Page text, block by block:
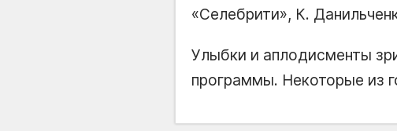
«Селебрити», К.
Улыбки и аплодисменты
программы. Некоторые из